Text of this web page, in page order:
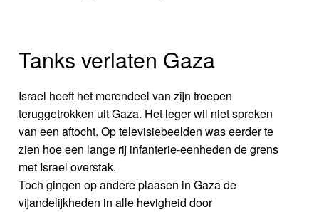
Tanks verlaten Gaza
Israel heeft het merendeel van zijn troepen
teruggetrokken uit Gaza. Het leger wil niet spreken
van een aftocht. Op televisiebeelden was eerder te
zien hoe een lange rij infanterie-eenheden de grens
met Israel overstak.
Toch gingen op andere plaasen in Gaza de
vijandelijkheden in alle hevigheid door